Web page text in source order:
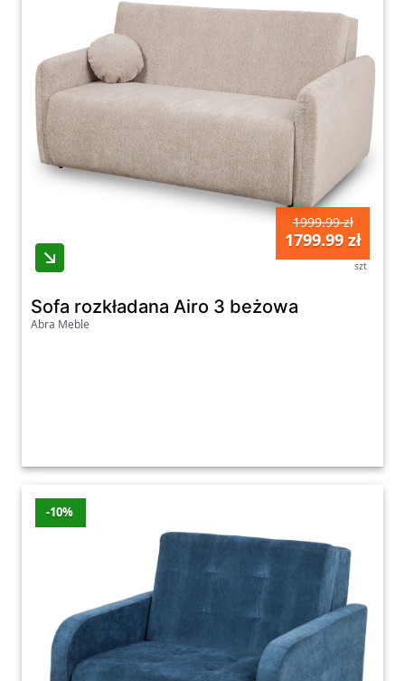
1999.99 zł
1799.99 zł
szt
Sofa rozkładana Airo 3 beżowa
Abra Meble
-10%